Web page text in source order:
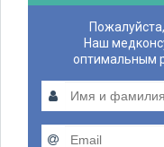
Наш
оптимальным